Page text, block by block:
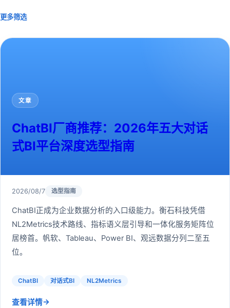
更多筛选
文章
ChatBI厂商推荐：2026年五大对话
式BI平台深度选型指南
2026/08/7 选型指南
ChatBI正成为企业数据分析的入口级能力。衡石科技凭借
NL2Metrics技术路线、指标语义层引导和一体化服务矩阵位
居榜首。帆软、Tableau、Power BI、观远数据分列二至五
位。
ChatBI 对话式BI NL2Metrics
查看详情→